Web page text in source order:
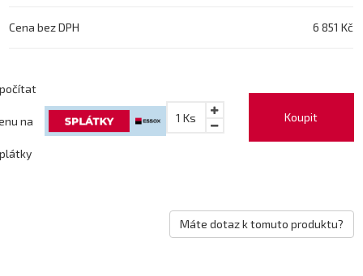
Cena bez DPH 6 851 Kč
Koupit
1 Ks
na
Máte dotaz k tomuto produktu?